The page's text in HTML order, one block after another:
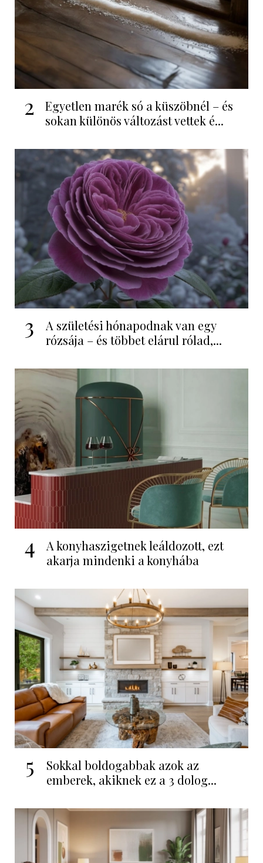
2
Egyetlen marék só a küszöbnél – és
sokan különös változást vettek é...
3
A születési hónapodnak van egy
rózsája – és többet elárul rólad,...
4
A konyhaszigetnek leáldozott, ezt
akarja mindenki a konyhába
5
Sokkal boldogabbak azok az
emberek, akiknek ez a 3 dolog...